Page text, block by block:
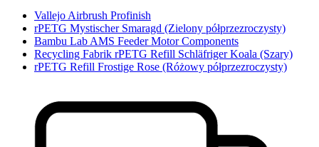
Vallejo Airbrush Profinish
rPETG Mystischer Smaragd (Zielony półprzezroczysty)
Bambu Lab AMS Feeder Motor Components
Recycling Fabrik rPETG Refill Schläfriger Koala (Szary)
rPETG Refill Frostige Rose (Różowy półprzezroczysty)